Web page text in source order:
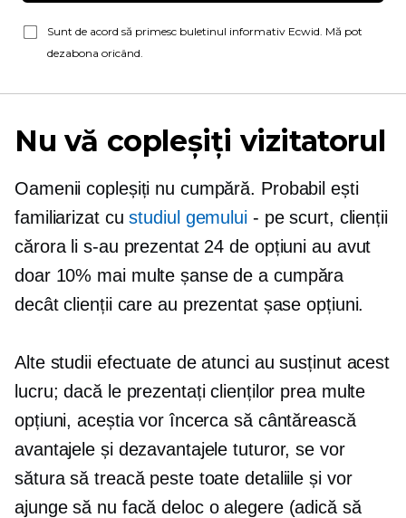
Sunt de acord să primesc buletinul informativ Ecwid. Mă pot
dezabona oricând.
Nu vă copleșiți vizitatorul
Oamenii copleșiți nu cumpără. Probabil ești
familiarizat custudiul gemului- pe scurt, clienții
cărora li s-au prezentat 24 de opțiuni au avut
doar 10% mai multe șanse de a cumpăra
decât clienții care au prezentat șase opțiuni.
Alte studii efectuate de atunci au susținut acest
lucru; dacă le prezentați clienților prea multe
opțiuni, aceștia vor încerca să cântărească
avantajele și dezavantajele tuturor, se vor
sătura să treacă peste toate detaliile și vor
ajunge să nu facă deloc o alegere (adică să